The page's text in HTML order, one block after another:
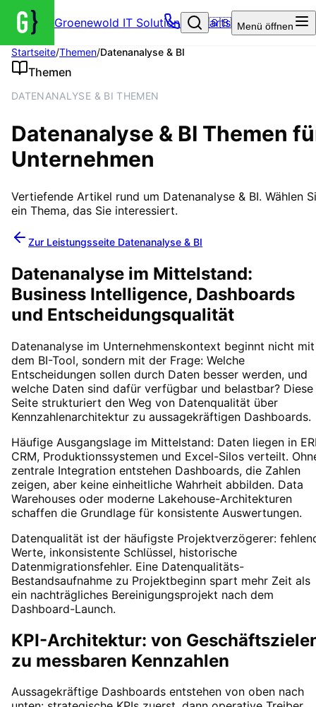
Groenewold IT Solutions – Startseite
🇬🇧 Menü öffnen
Startseite/Themen/Datenanalyse & BI
Themen
DATENANALYSE & BI THEMEN
Datenanalyse & BI Themen
Unternehmen
Vertiefende Artikel rund um Datenanalyse & BI. Wählen
ein Thema, das Sie interessiert.
Zur Leistungsseite Datenanalyse & BI
Datenanalyse im Mittelstand:
Business Intelligence, Dashboards
und Entscheidungsqualität
Datenanalyse im Unternehmenskontext beginnt nicht mit
dem BI-Tool, sondern mit der Frage: Welche
Entscheidungen sollen durch Daten besser werden, und
welche Daten sind dafür verfügbar und belastbar? Diese
Seite strukturiert den Weg von Datenqualität über
Kennzahlenarchitektur zu aussagekräftigen Dashboards.
Häufige Ausgangslage im Mittelstand: Daten liegen in
CRM, Produktionssystemen und Excel-Silos verteilt.
zentrale Integration entstehen Dashboards, die Zahlen
zeigen, aber keine einheitliche Wahrheit abbilden. Data
Warehouses oder moderne Lakehouse-Architekturen
schaffen die Grundlage für konsistente Auswertungen.
Datenqualität ist der häufigste Projektverzögerer:
Werte, inkonsistente Schlüssel, historische
Datenmigrationsfehler. Eine Datenqualitäts-
Bestandsaufnahme zu Projektbeginn spart mehr Zeit als
ein nachträgliches Bereinigungsprojekt nach dem
Dashboard-Launch.
KPI-Architektur: von
zu messbaren Kennzahlen
Aussagekräftige Dashboards entstehen von oben nach